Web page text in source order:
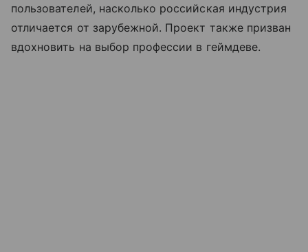
пользователей, насколько российская индустрия
отличается от зарубежной. Проект также призван
вдохновить на выбор профессии в геймдеве.